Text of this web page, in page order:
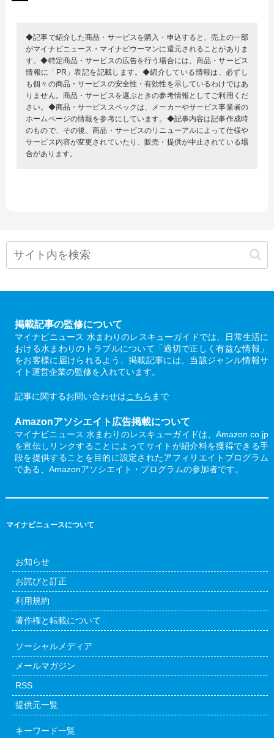
◆記事で紹介した商品・サービスを購入・申込すると、売上の一部
がマイナビニュース・マイナビウーマンに還元されることがありま
す。◆特定商品・サービスの広告を行う場合には、商品・サービス
情報に「PR」表記を記載します。◆紹介している情報は、必ずし
も個々の商品・サービスの安全性・有効性を示しているわけではあ
りません。商品・サービスを選ぶときの参考情報としてご利用くだ
さい。◆商品・サービススペックは、メーカーやサービス事業者の
ホームページの情報を参考にしています。◆記事内容は記事作成時
のもので、その後、商品・サービスのリニューアルによって仕様や
サービス内容が変更されていたり、販売・提供が中止されている場
合があります。
掲載記事の監修について
マイナビニュース 水まわりのレスキューガイドでは、日常生活に
おける水まわりのトラブルについて「適切で正しく有益な情報」
をお客様に届けられるよう、掲載記事には、当該ジャンル情報サ
イト運営企業の監修を入れています。
記事に関するお問い合わせはこちら まで
Amazonアソシエイト広告掲載について
マイナビニュース 水まわりのレスキューガイドは、Amazon.co.jp
を宣伝しリンクすることによってサイトが紹介料を獲得できる手
段を提供することを目的に設定されたアフィリエイトプログラム
である、Amazonアソシエイト・プログラムの参加者です。
マイナビニュースについて
お知らせ
お詫びと訂正
利用規約
著作権と転載について
ソーシャルメディア
メールマガジン
RSS
提供元一覧
キーワード一覧